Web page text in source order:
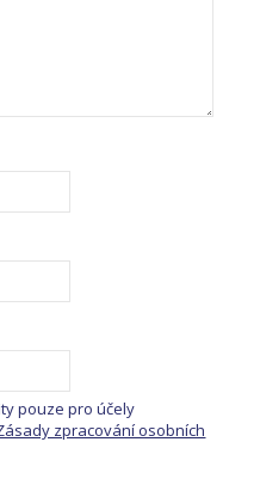
pouze pro účely
zpracování osobních